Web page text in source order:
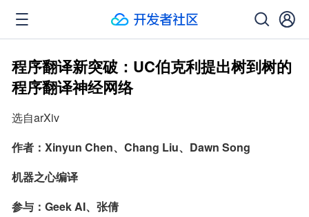
程序翻译新突破：UC伯克利提出树到树的
程序翻译神经网络
选自arXiv
作者：Xinyun Chen、Chang Liu、Dawn Song
机器之心编译
参与：Geek AI、张倩